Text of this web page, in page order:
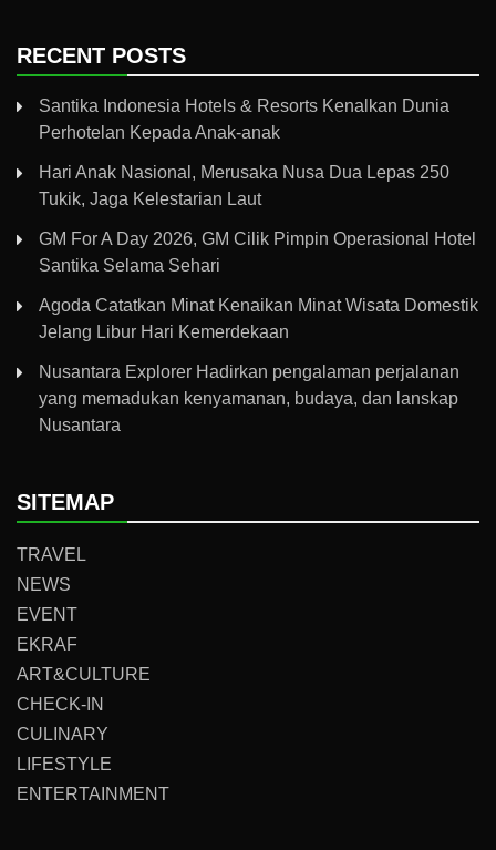
RECENT POSTS
Santika Indonesia Hotels & Resorts Kenalkan Dunia
Perhotelan Kepada Anak-anak
Hari Anak Nasional, Merusaka Nusa Dua Lepas 250
Tukik, Jaga Kelestarian Laut
GM For A Day 2026, GM Cilik Pimpin Operasional Hotel
Santika Selama Sehari
Agoda Catatkan Minat Kenaikan Minat Wisata Domestik
Jelang Libur Hari Kemerdekaan
Nusantara Explorer Hadirkan pengalaman perjalanan
yang memadukan kenyamanan, budaya, dan lanskap
Nusantara
SITEMAP
TRAVEL
NEWS
EVENT
EKRAF
ART&CULTURE
CHECK-IN
CULINARY
LIFESTYLE
ENTERTAINMENT